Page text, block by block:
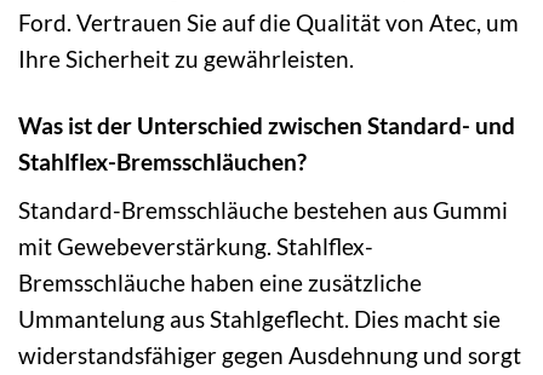
Ford. Vertrauen Sie auf die Qualität von Atec, um
Ihre Sicherheit zu gewährleisten.
Was ist der Unterschied zwischen Standard- und
Stahlflex-Bremsschläuchen?
Standard-Bremsschläuche bestehen aus Gummi
mit Gewebeverstärkung. Stahlflex-
Bremsschläuche haben eine zusätzliche
Ummantelung aus Stahlgeflecht. Dies macht sie
widerstandsfähiger gegen Ausdehnung und sorgt